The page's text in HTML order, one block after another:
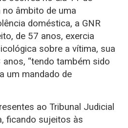
âmbito de uma
doméstica, a GNR
de 57 anos, exercia
sobre a vítima, sua
“tendo também sido
um mandado de
ao Tribunal Judicial
ficando sujeitos às